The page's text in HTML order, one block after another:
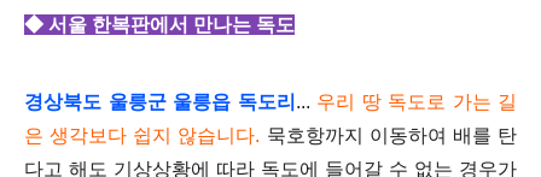
◆ 서울 한복판에서 만나는 독도
경상북도 울릉군 울릉읍 독도리 ... 우리 땅 독도로 가는 길
은 생각보다 쉽지 않습니다. 묵호항까지 이동하여 배를 탄
다고 해도 기상상황에 따라 독도에 들어갈 수 없는 경우가